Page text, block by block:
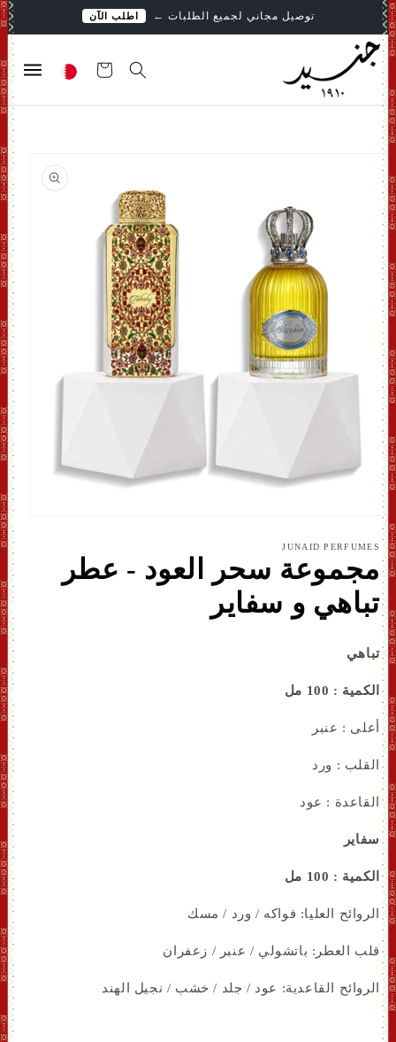
المحتوى
توصيل مجاني لجميع الطلبات ← اطلب الآن
التسوق
افتح
بشكل
JUNAID PERFUMES
مجموعة سحر العود - عطر
تباهي و سفاير
تباهي
الكمية : 100 مل
أعلى : عنبر
القلب : ورد
القاعدة : عود
سفاير
الكمية : 100 مل
الروائح العليا: فواكه / ورد / مسك
قلب العطر: باتشولي / عنبر / زعفران
الروائح القاعدية: عود / جلد / خشب / نجيل الهند